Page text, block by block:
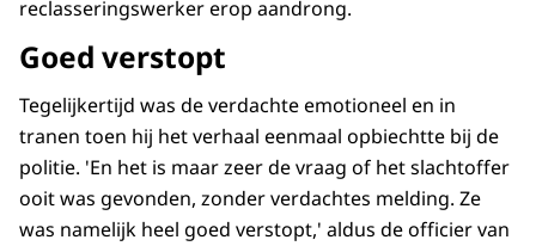
reclasseringswerker erop aandrong.
Goed verstopt
Tegelijkertijd was de verdachte emotioneel en in
tranen toen hij het verhaal eenmaal opbiechtte bij de
politie. 'En het is maar zeer de vraag of het slachtoffer
ooit was gevonden, zonder verdachtes melding. Ze
was namelijk heel goed verstopt,' aldus de officier van